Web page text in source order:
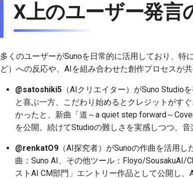
X上のユーザー発言
多くのユーザーがSunoを日常的に活用しており、特
ど）への反応や、AIを組み合わせた創作プロセスが共
@satoshiki5 （AIクリエイター）がSuno Studio
と喜ぶ一方、こだわり始めるとクレジットがす
かったと、新曲「道～a quiet step forward～
を公開。続けてStudioの難しさを実感しつつ、
@renkatO9 （AI探究者）がSunoの作曲を活用
曲：Suno AI、その他ツール：Floyo/SousakuAI/
ストAI CM部門」エントリー作品として公開し、